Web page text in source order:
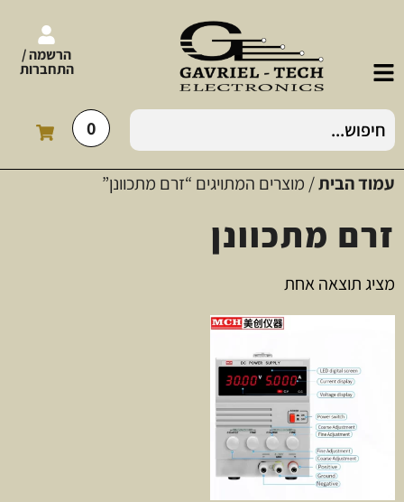
הרשמה /
התחברות
0
עמוד הבית/ מוצרים המתויגים “זרם מתכוונן”
זרם מתכוונן
מציג תוצאה אחת